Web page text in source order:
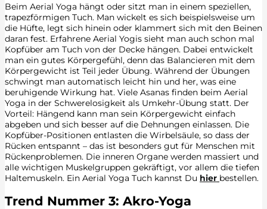
Beim Aerial Yoga hängt oder sitzt man in einem speziellen,
trapezförmigen Tuch. Man wickelt es sich beispielsweise um
die Hüfte, legt sich hinein oder klammert sich mit den Beinen
daran fest. Erfahrene Aerial Yogis sieht man auch schon mal
Kopfüber am Tuch von der Decke hängen. Dabei entwickelt
man ein gutes Körpergefühl, denn das Balancieren mit dem
Körpergewicht ist Teil jeder Übung. Während der Übungen
schwingt man automatisch leicht hin und her, was eine
beruhigende Wirkung hat. Viele Asanas finden beim Aerial
Yoga in der Schwerelosigkeit als Umkehr-Übung statt. Der
Vorteil: Hängend kann man sein Körpergewicht einfach
abgeben und sich besser auf die Dehnungen einlassen. Die
Kopfüber-Positionen entlasten die Wirbelsäule, so dass der
Rücken entspannt – das ist besonders gut für Menschen mit
Rückenproblemen. Die inneren Organe werden massiert und
alle wichtigen Muskelgruppen gekräftigt, vor allem die tiefen
Haltemuskeln. Ein Aerial Yoga Tuch kannst Du hier bestellen.
Trend Nummer 3: Akro-Yoga